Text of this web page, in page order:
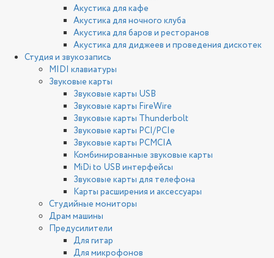
Акустика для кафе
Акустика для ночного клуба
Акустика для баров и ресторанов
Акустика для диджеев и проведения дискотек
Студия и звукозапись
MIDI клавиатуры
Звуковые карты
Звуковые карты USB
Звуковые карты FireWire
Звуковые карты Thunderbolt
Звуковые карты PCI/PCIe
Звуковые карты PCMCIA
Комбинированные звуковые карты
MiDi to USB интерфейсы
Звуковые карты для телефона
Карты расширения и аксессуары
Студийные мониторы
Драм машины
Предусилители
Для гитар
Для микрофонов